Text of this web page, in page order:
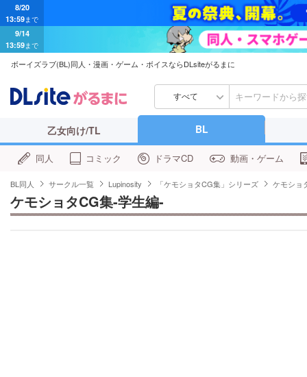
9/14
13:59まで
ボーイズラブ(BL)同人・漫画・ゲーム・ボイスならDLsiteがるまに
すべて
乙女向け/TL BL
同人 コミック ドラマCD 動画・ゲーム
BL同人 サークル一覧 Lupinosity 「ケモショタCG集」シリーズ ケモショ
ケモショタCG集-学生編-